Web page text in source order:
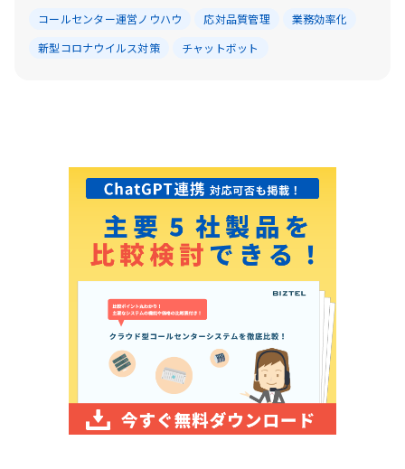
コールセンター運営ノウハウ 応対品質管理
業務効率化
新型コロナウイルス対策
チャットボット